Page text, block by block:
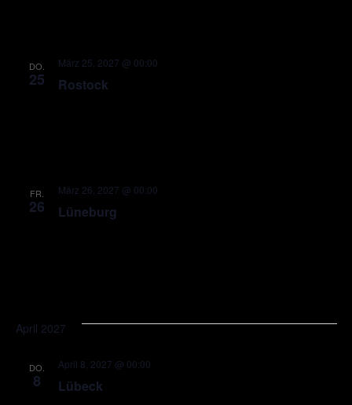
DO.
25 Rostock
März 25, 2027 @ 00:00
FR.
26 Lüneburg
März 26, 2027 @ 00:00
April 2027
DO.
8 Lübeck
April 8, 2027 @ 00:00